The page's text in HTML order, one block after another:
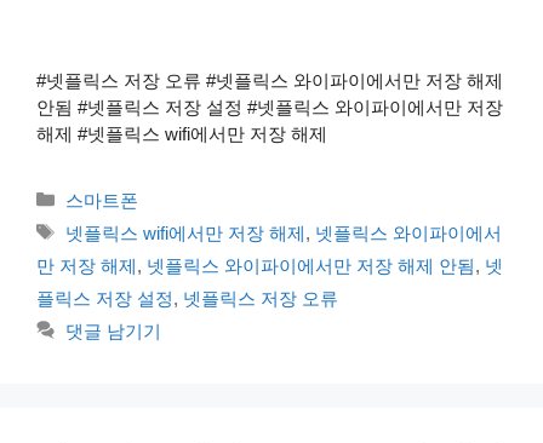
#넷플릭스 저장 오류 #넷플릭스 와이파이에서만 저장 해제
안됨 #넷플릭스 저장 설정 #넷플릭스 와이파이에서만 저장
해제 #넷플릭스 wifi에서만 저장 해제
카
테
고
리
스마트폰
태
그
넷플릭스 wifi에서만 저장 해제, 넷플릭스 와이파이에서
만 저장 해제, 넷플릭스 와이파이에서만 저장 해제 안됨, 넷
플릭스 저장 설정, 넷플릭스 저장 오류
댓글 남기기